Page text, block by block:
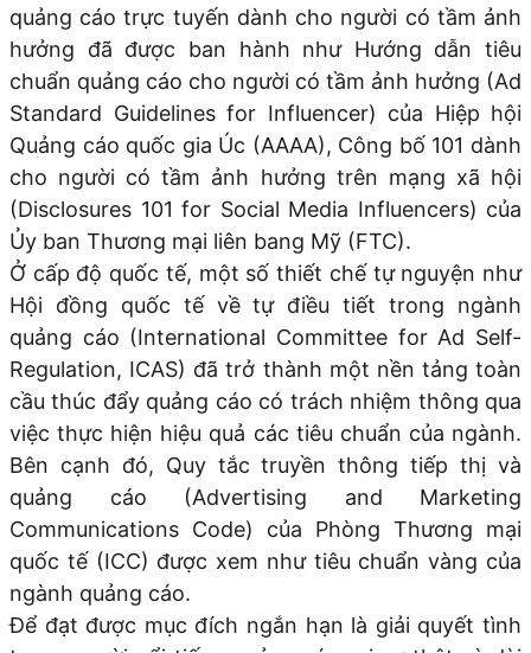
quảng cáo trực tuyến dành cho người có tầm ảnh
hưởng đã được ban hành như Hướng dẫn tiêu
chuẩn quảng cáo cho người có tầm ảnh hưởng (Ad
Standard Guidelines for Influencer) của Hiệp hội
Quảng cáo quốc gia Úc (AAAA), Công bố 101 dành
cho người có tầm ảnh hưởng trên mạng xã hội
(Disclosures 101 for Social Media Influencers) của
Ủy ban Thương mại liên bang Mỹ (FTC).
Ở cấp độ quốc tế, một số thiết chế tự nguyện như
Hội đồng quốc tế về tự điều tiết trong ngành
quảng cáo (International Committee for Ad Self-
Regulation, ICAS) đã trở thành một nền tảng toàn
cầu thúc đẩy quảng cáo có trách nhiệm thông qua
việc thực hiện hiệu quả các tiêu chuẩn của ngành.
Bên cạnh đó, Quy tắc truyền thông tiếp thị và
quảng cáo (Advertising and Marketing
Communications Code) của Phòng Thương mại
quốc tế (ICC) được xem như tiêu chuẩn vàng của
ngành quảng cáo.
Để đạt được mục đích ngắn hạn là giải quyết tình